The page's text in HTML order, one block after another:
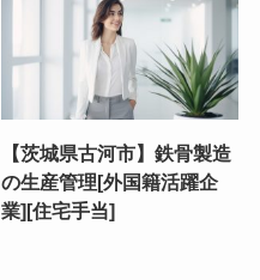
【茨城県古河市】鉄骨製造
の生産管理[外国籍活躍企
業][住宅手当]